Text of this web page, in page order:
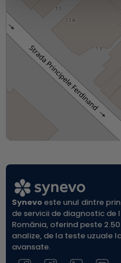
Synevoeste unul dintre
de servicii de diagnostic
România, oferind peste
analize, de la teste uzuale
avansate.